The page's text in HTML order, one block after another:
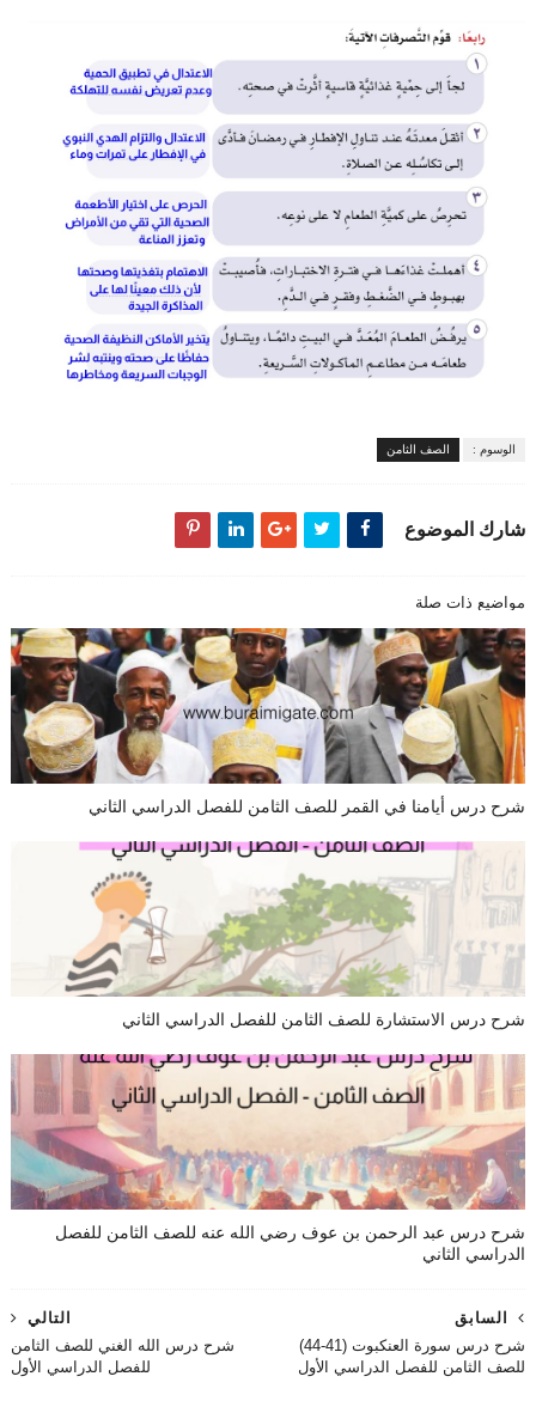
الوسوم : الصف الثامن
شارك الموضوع
مواضيع ذات صلة
شرح درس أيامنا في القمر للصف الثامن للفصل الدراسي الثاني
شرح درس الاستشارة للصف الثامن للفصل الدراسي الثاني
شرح درس عبد الرحمن بن عوف رضي الله عنه للصف الثامن للفصل
الدراسي الثاني
التالي
شرح درس الله الغني للصف الثامن
للفصل الدراسي الأول
السابق
شرح درس سورة العنكبوت (41-44)
للصف الثامن للفصل الدراسي الأول